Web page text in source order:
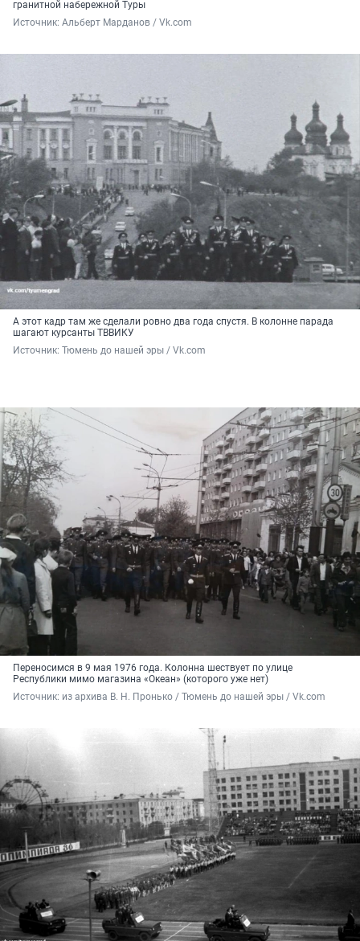
гранитной набережной Туры
Источник: Альберт Марданов / Vk.com
А этот кадр там же сделали ровно два года спустя. В колонне парада
шагают курсанты ТВВИКУ
Источник: Тюмень до нашей эры / Vk.com
Переносимся в 9 мая 1976 года. Колонна шествует по улице
Республики мимо магазина «Океан» (которого уже нет)
Источник: из архива В. Н. Пронько / Тюмень до нашей эры / Vk.com